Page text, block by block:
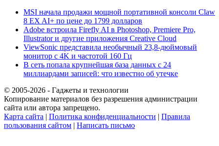
MSI начала продажи мощной портативной консоли Claw
8 EX AI+ по цене до 1799 долларов
Adobe встроила Firefly AI в Photoshop, Premiere Pro,
Illustrator и другие приложения Creative Cloud
ViewSonic представила необычный 23,8-дюймовый
монитор с 4K и частотой 160 Гц
В сеть попала крупнейшая база данных с 24
миллиардами записей: что известно об утечке
© 2005-2026 - Гаджеты и технологии
Копирование материалов без разрешения администрации
сайта или автора запрещено.
Карта сайта | Политика конфиденциальности | Правила
пользования сайтом | Написать письмо